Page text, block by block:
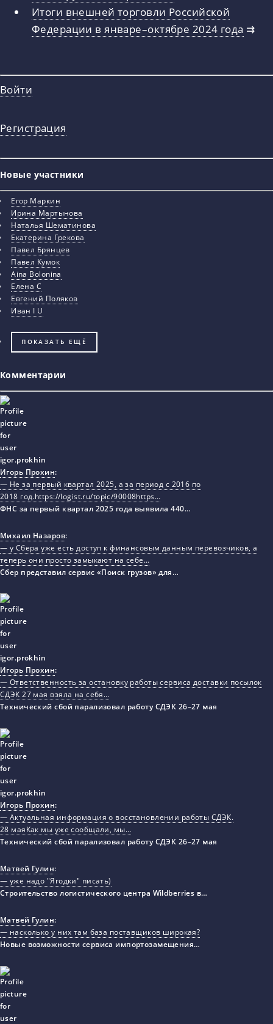
Итоги внешней торговли Российской
Федерации в январе–октябре 2024 года ⇉
Войти
Регистрация
Новые участники
Егор Маркин
Ирина Мартынова
Наталья Шематинова
Екатерина Грекова
Павел Брянцев
Павел Кумок
Aina Bolonina
Елена С
Евгений Поляков
Иван I U
ПОКАЗАТЬ ЕЩЁ
Комментарии
Игорь Прохин:
— Не за первый квартал 2025, а за период с 2016 по
2018 год.https://logist.ru/topic/90008https…
ФНС за первый квартал 2025 года выявила 440…
Михаил Назаров:
— у Сбера уже есть доступ к финансовым данным перевозчиков, а
теперь они просто замыкают на себе…
Сбер представил сервис «Поиск грузов» для…
Игорь Прохин:
— Ответственность за остановку работы сервиса доставки посылок
СДЭК 27 мая взяла на себя…
Технический сбой парализовал работу СДЭК 26–27 мая
Игорь Прохин:
— Актуальная информация о восстановлении работы СДЭК.
28 маяКак мы уже сообщали, мы…
Технический сбой парализовал работу СДЭК 26–27 мая
Матвей Гулин:
— уже надо "Ягодки" писать)
Строительство логистического центра Wildberries в…
Матвей Гулин:
— насколько у них там база поставщиков широкая?
Новые возможности сервиса импортозамещения…